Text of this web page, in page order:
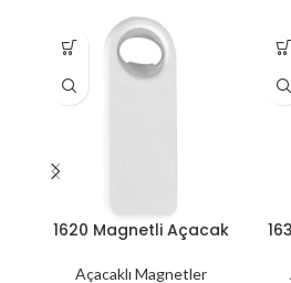
1620 Magnetli Açacak
Açacaklı Magnetler